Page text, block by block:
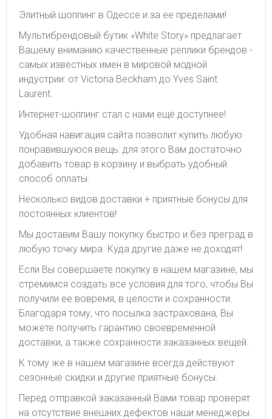
Элитный шоппинг в Одессе и за ее пределами!
Мультибрендовый бутик «White Story» предлагает
Вашему вниманию качественные реплики брендов -
самых известных имен в мировой модной
индустрии: от Victoria Beckham до Yves Saint
Laurent.
Интернет-шоппинг стал с нами ещё доступнее!
Удобная навигация сайта позволит купить любую
понравившуюся вещь: для этого Вам достаточно
добавить товар в корзину и выбрать удобный
способ оплаты.
Несколько видов доставки + приятные бонусы для
постоянных клиентов!
Мы доставим Вашу покупку быстро и без преград в
любую точку мира. Куда другие даже не доходят!
Если Вы совершаете покупку в нашем магазине, мы
стремимся создать все условия для того, чтобы Вы
получили ее вовремя, в целости и сохранности.
Благодаря тому, что посылка застрахована, Вы
можете получить гарантию своевременной
доставки, а также сохранности заказанных вещей.
К тому же в нашем магазине всегда действуют
сезонные скидки и другие приятные бонусы.
Перед отправкой заказанный Вами товар проверят
на отсутствие внешних дефектов наши менеджеры.